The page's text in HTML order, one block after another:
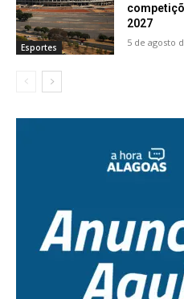
Esportes
2027
5 de agosto